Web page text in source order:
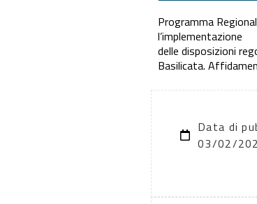
Programma
l’implementazione
delle disposizioni
Basilicata.
Data di
03/02/